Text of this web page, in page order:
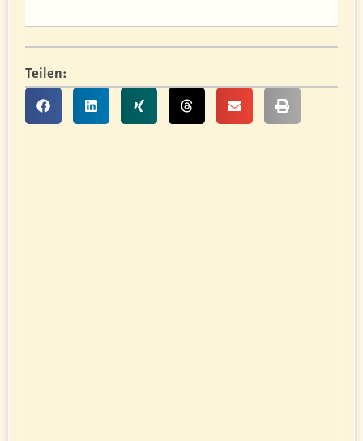
Teilen: